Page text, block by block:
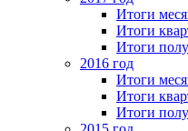
Итоги
Итоги
Итоги
2016 год
Итоги
Итоги
Итоги